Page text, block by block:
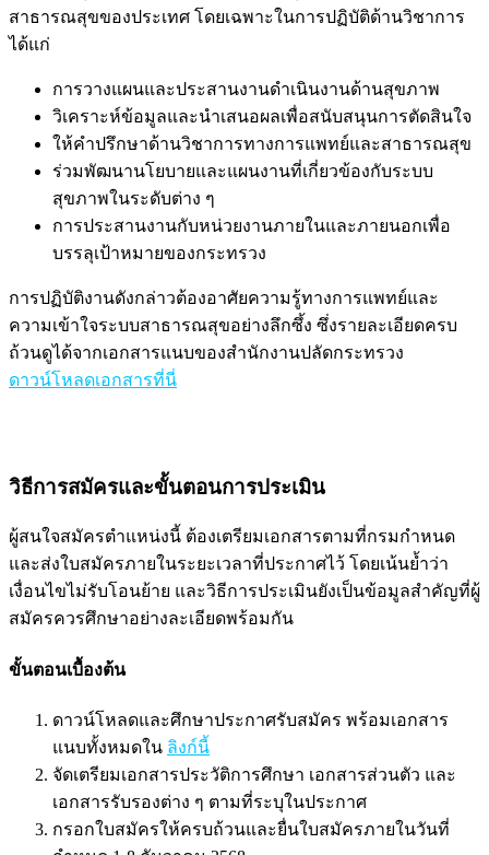
สาธารณสุขของประเทศ โดยเฉพาะในการปฏิบัติด้านวิชาการ
ได้แก่
การวางแผนและประสานงานดำเนินงานด้านสุขภาพ
วิเคราะห์ข้อมูลและนำเสนอผลเพื่อสนับสนุนการตัดสินใจ
ให้คำปรึกษาด้านวิชาการทางการแพทย์และสาธารณสุข
ร่วมพัฒนานโยบายและแผนงานที่เกี่ยวข้องกับระบบ
สุขภาพในระดับต่าง ๆ
การประสานงานกับหน่วยงานภายในและภายนอกเพื่อ
บรรลุเป้าหมายของกระทรวง
การปฏิบัติงานดังกล่าวต้องอาศัยความรู้ทางการแพทย์และ
ความเข้าใจระบบสาธารณสุขอย่างลึกซึ้ง ซึ่งรายละเอียดครบ
ถ้วนดูได้จากเอกสารแนบของสำนักงานปลัดกระทรวง
ดาวน์โหลดเอกสารที่นี่
วิธีการสมัครและขั้นตอนการประเมิน
ผู้สนใจสมัครตำแหน่งนี้ ต้องเตรียมเอกสารตามที่กรมกำหนด
และส่งใบสมัครภายในระยะเวลาที่ประกาศไว้ โดยเน้นย้ำว่า
เงื่อนไขไม่รับโอนย้าย และวิธีการประเมินยังเป็นข้อมูลสำคัญที่ผู้
สมัครควรศึกษาอย่างละเอียดพร้อมกัน
ขั้นตอนเบื้องต้น
ดาวน์โหลดและศึกษาประกาศรับสมัคร พร้อมเอกสาร
แนบทั้งหมดใน ลิงก์นี้
จัดเตรียมเอกสารประวัติการศึกษา เอกสารส่วนตัว และ
เอกสารรับรองต่าง ๆ ตามที่ระบุในประกาศ
กรอกใบสมัครให้ครบถ้วนและยื่นใบสมัครภายในวันที่